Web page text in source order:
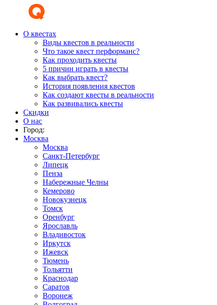
О квестах
Виды квестов в реальности
Что такое квест перформанс?
Как проходить квесты
5 причин играть в квесты
Как выбрать квест?
История появления квестов
Как создают квесты в реальности
Как развивались квесты
Скидки
О нас
Город:
Москва
Москва
Санкт-Петербург
Липецк
Пенза
Набережные Челны
Кемерово
Новокузнецк
Томск
Оренбург
Ярославль
Владивосток
Иркутск
Ижевск
Тюмень
Тольятти
Краснодар
Саратов
Воронеж